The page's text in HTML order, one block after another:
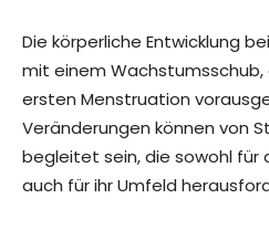
Die körperliche Entwicklung
mit einem
ersten Menstruation
Veränderungen können von
begleitet sein, die sowohl für
auch für ihr Umfeld